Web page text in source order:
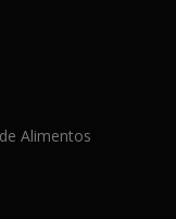
Alimentos